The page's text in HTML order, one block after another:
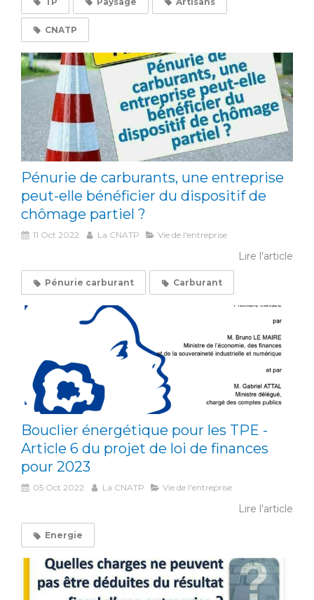
CNATP
Pénurie de carburants, une entreprise
peut-elle bénéficier du dispositif de
chômage partiel ?
11 Oct 2022 La CNATP Vie de l'entreprise
Lire l'article
Pénurie carburant Carburant
Bouclier énergétique pour les TPE -
Article 6 du projet de loi de finances
pour 2023
05 Oct 2022 La CNATP Vie de l'entreprise
Lire l'article
Energie